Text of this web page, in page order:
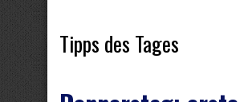
Tipps des Tages